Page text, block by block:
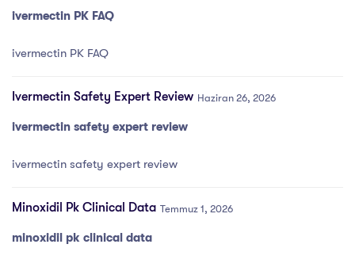
ivermectin PK FAQ
ivermectin PK FAQ
Ivermectin Safety Expert Review Haziran 26, 2026
ivermectin safety expert review
ivermectin safety expert review
Minoxidil Pk Clinical Data Temmuz 1, 2026
minoxidil pk clinical data